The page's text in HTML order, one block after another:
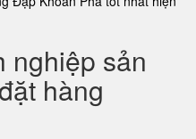
nghiệp sản
hàng